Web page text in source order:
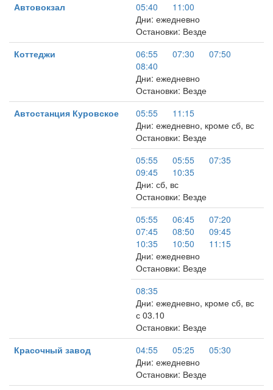
Автовокзал
05:40
11:00
Дни: ежедневно
Остановки: Везде
Коттеджи
06:55 07:30
07:50
08:40
Дни: ежедневно
Остановки: Везде
Автостанция Куровское
05:55
11:15
Дни: ежедневно, кроме сб, вс
Остановки: Везде
05:55
05:55
07:35
09:45
10:35
Дни: сб, вс
Остановки: Везде
05:55
06:45
07:20
07:45
08:50
09:45
10:35
10:50
11:15
Дни: ежедневно
Остановки: Везде
08:35
Дни: ежедневно, кроме сб, вс
с 03.10
Остановки: Везде
Красочный завод
04:55 05:25
05:30
Дни: ежедневно
Остановки: Везде